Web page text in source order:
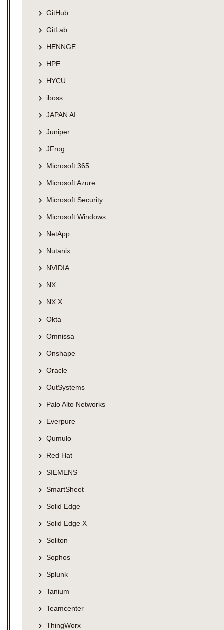
GitHub
GitLab
HENNGE
HPE
HYCU
iboss
JAPAN AI
Juniper
JFrog
Microsoft 365
Microsoft Azure
Microsoft Security
Microsoft Windows
NetApp
Nutanix
NVIDIA
NX
NX X
Okta
Omnissa
Onshape
Oracle
OutSystems
Palo Alto Networks
Everpure
Qumulo
Red Hat
SIEMENS
SmartSheet
Solid Edge
Solid Edge X
Soliton
Sophos
Splunk
Tanium
Teamcenter
ThingWorx